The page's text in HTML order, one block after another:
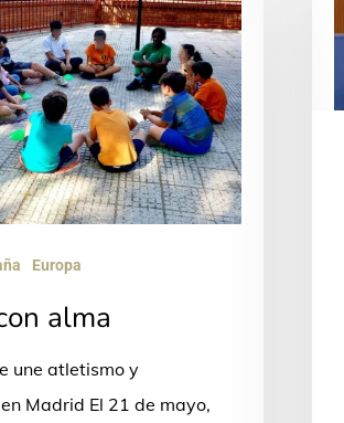
Europa
alma
une atletismo y
Madrid El 21 de mayo,